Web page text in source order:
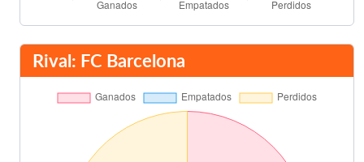
Rival: FC Barcelona